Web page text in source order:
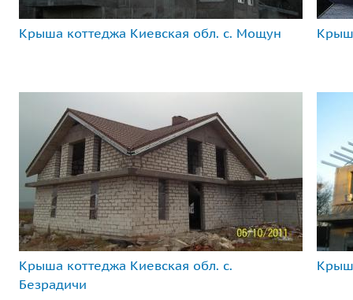
Крыша коттеджа Киевская обл. с. Мощун
Крыша коттеджа Киевская обл. с.
Безрадичи